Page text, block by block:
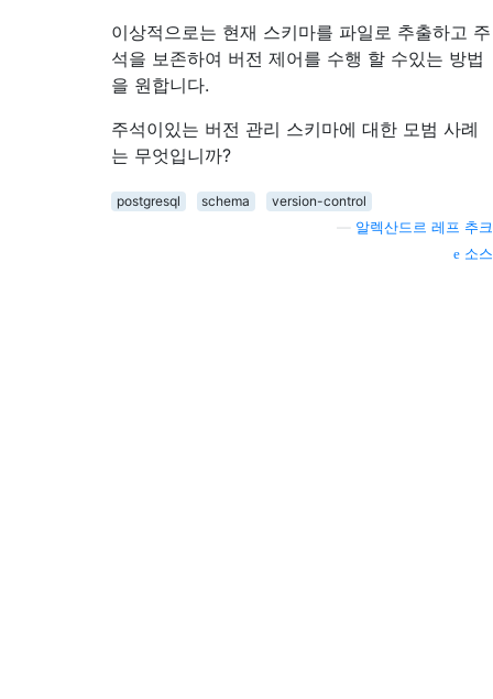
이상적으로는 현재 스키마를 파일로 추출하고 주
석을 보존하여 버전 제어를 수행 할 수있는 방법
을 원합니다.
주석이있는 버전 관리 스키마에 대한 모범 사례
는 무엇입니까?
postgresql schema
version-control
알렉산드르 레프 추크
소스